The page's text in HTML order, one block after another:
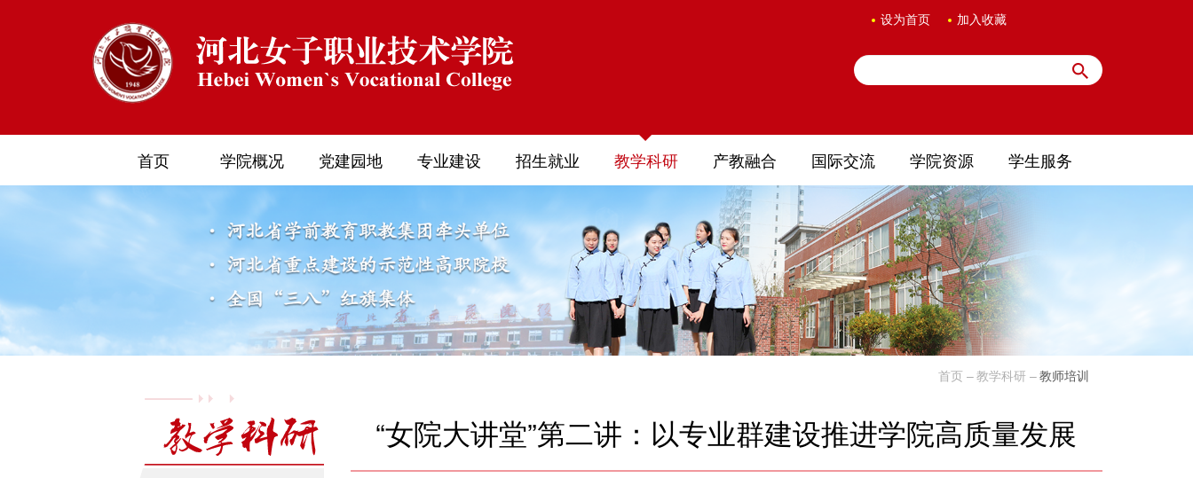
设为首页 加入收藏
首页 学院概况 党建园地 专业建设 招生就业 教学科研 产教融合 国际交流 学院资源 学生服务
首页 教学科研 教师培训
“女院大讲堂”第二讲：以专业群建设推进学院高质量发展